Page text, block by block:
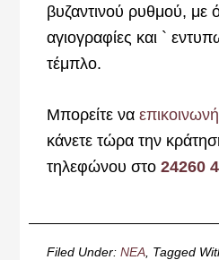
βυζαντινού ρυθμού, με
αγιογραφίες και `
τέμπλο.
Μπορείτε να
κάνετε τώρα την
τηλεφώνου στο 24260
Filed Under:ΝΕΑ Tagged